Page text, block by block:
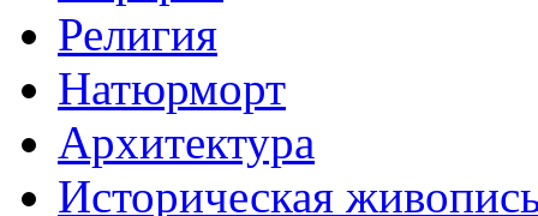
Религия
Натюрморт
Архитектура
Историческая